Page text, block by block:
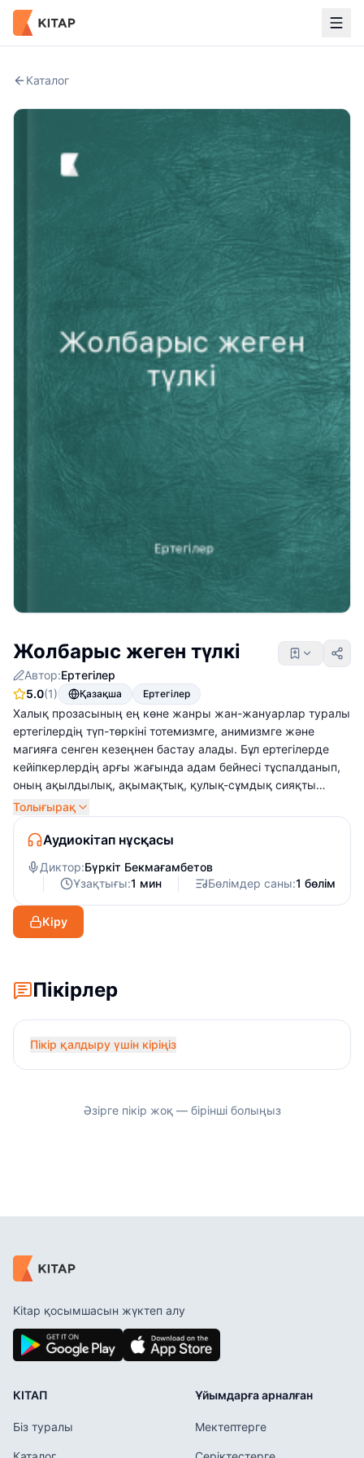
Каталог
Жолбарыс жеген түлкі
Автор:Ертегілер
5.0(1) Қазақша Ертегілер
Халық прозасының ең көне жанры жан-жануарлар туралы
ертегілердің түп-төркіні тотемизмге, анимизмге және
магияға сенген кезеңнен бастау алады. Бұл ертегілерде
кейіпкерлердің арғы жағында адам бейнесі тұспалданып,
оның ақылдылық, ақымақтық, қулық-сұмдық сияқты
қасиеттері қарапайым аллегориялық формамен ашылып
беріледі. Сондай-ақ адамның мінезі мен қасиетін танытып
қоймай, жануарлардың мінез-құлқы, іс-әрекетін баяндау
үңілуге, байқампаздыққа баулып, танымдық ақпарат
береді, ғибрат айтып, өнегелі болуға үндейді.
Толығырақ
Аудиокітап нұсқасы
Диктор:Бүркіт Бекмағамбетов
Ұзақтығы:1 мин Бөлімдер саны:1 бөлім
Кіру
Пікірлер
Пікір қалдыру үшін кіріңіз
Әзірге пікір жоқ — бірінші болыңыз
Kitap қосымшасын жүктеп алу
КІТАП
Біз туралы
Ұйымдарға арналған
Мектептерге